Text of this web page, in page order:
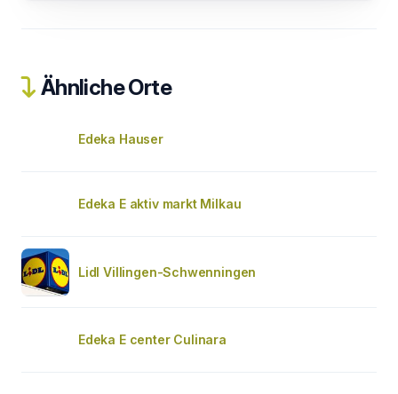
Ähnliche Orte
Edeka Hauser
Edeka E aktiv markt Milkau
Lidl Villingen-Schwenningen
Edeka E center Culinara